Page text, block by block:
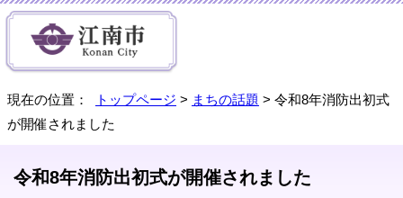
現在の位置： トップページ > まちの話題 > 令和8年消防出初式
が開催されました
令和8年消防出初式が開催されました